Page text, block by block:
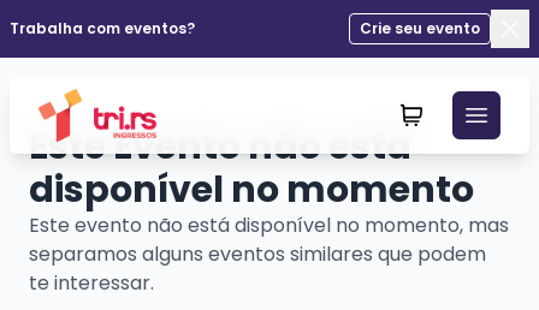
Trabalha com eventos?
Crie seu evento
Este Evento não está
disponível no momento
Este evento não está disponível no momento, mas
separamos alguns eventos similares que podem
te interessar.